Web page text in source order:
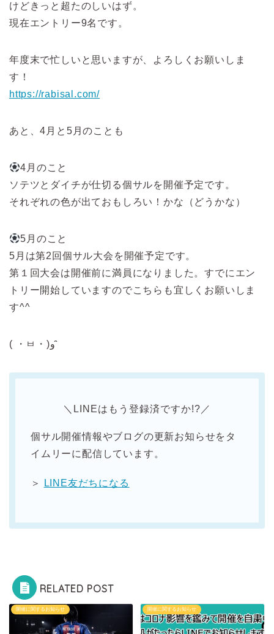
けどきっと超たのしいはず。
現在エントリー9名です。
年度末で忙しいと思いますが、よろしくお願いしま
す！
https://rabisal.com/
あと、4月と5月のことも
4月のこと
ソテツとダイチが仕切る個サルを開催予定です。
それぞれの色が出ておもしろい！かな（どうかな）
5月のこと
5月は第2回個サル大会を開催予定です。
第１回大会は開催前に満員になりました。すでにエン
トリー開始していますのでこちらも宜しくお願いしま
す^^
( ・ㅂ・)و ̑̑
＼LINEはもう登録済ですか!?／
個サル開催情報やブログの更新お知らせをタ
イムリーに配信しています。
＞ LINE友だちになる
RELATED POST
開催に関するお知らせ 開催に関するお知らせ